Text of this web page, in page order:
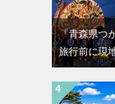
『青森県つ
旅行前に現